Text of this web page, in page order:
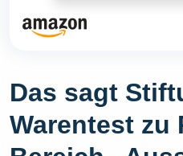
Das sagt
Warentest zu